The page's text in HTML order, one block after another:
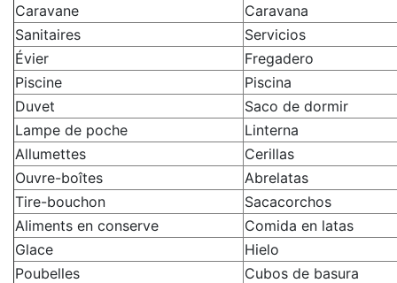
Caravane
Caravana
Sanitaires
Servicios
Évier
Fregadero
Piscine
Piscina
Duvet
Saco de dormir
Lampe de poche
Linterna
Allumettes
Cerillas
Ouvre-boîtes
Abrelatas
Tire-bouchon
Sacacorchos
Aliments en conserve
Comida en latas
Glace
Hielo
Poubelles
Cubos de basura